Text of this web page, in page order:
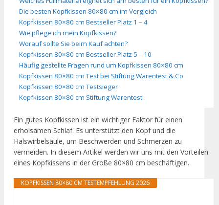
Die besten Kopfkissen 80×80 cm im Vergleich
Kopfkissen 80×80 cm Bestseller Platz 1 – 4
Wie pflege ich mein Kopfkissen?
Worauf sollte Sie beim Kauf achten?
Kopfkissen 80×80 cm Bestseller Platz 5 – 10
Häufig gestellte Fragen rund um Kopfkissen 80×80 cm
Kopfkissen 80×80 cm Test bei Stiftung Warentest & Co
Kopfkissen 80×80 cm Testsieger
Kopfkissen 80×80 cm Stiftung Warentest
Ein gutes Kopfkissen ist ein wichtiger Faktor für einen
erholsamen Schlaf. Es unterstützt den Kopf und die
Halswirbelsäule, um Beschwerden und Schmerzen zu
vermeiden. In diesem Artikel werden wir uns mit den Vorteilen
eines Kopfkissens in der Größe 80×80 cm beschäftigen.
KOPFKISSEN 80×80 CM TESTEMPFEHLUNG 2026